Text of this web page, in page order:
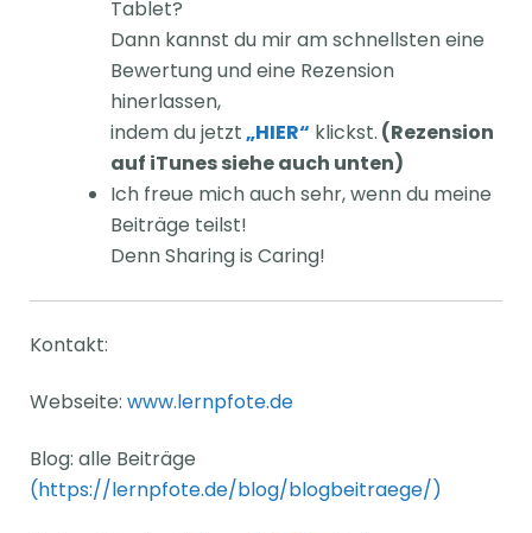
Tablet?
Dann kannst du mir am schnellsten eine
Bewertung und eine Rezension
hinerlassen,
indem du jetzt„HIER“ klickst. (Rezension
auf iTunes siehe auch unten)
Ich freue mich auch sehr, wenn du meine
Beiträge teilst!
Denn Sharing is Caring!
Kontakt:
Webseite: www.lernpfote.de
Blog: alle Beiträge
(https://lernpfote.de/blog/blogbeitraege/)